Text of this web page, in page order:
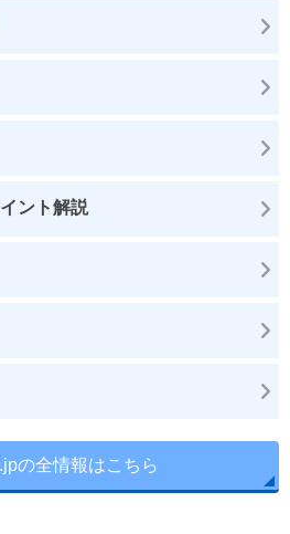
ント解説
の全情報はこちら